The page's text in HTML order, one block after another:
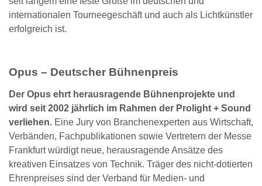
internationalen Tourneegeschäft und auch als Lichtkünstler
erfolgreich ist.
Opus – Deutscher Bühnenpreis
Der Opus ehrt herausragende Bühnenprojekte und
wird seit 2002 jährlich im Rahmen der Prolight + Sound
verliehen. Eine Jury von Branchenexperten aus Wirtschaft,
Verbänden, Fachpublikationen sowie Vertretern der Messe
Frankfurt würdigt neue, herausragende Ansätze des
kreativen Einsatzes von Technik. Träger des nicht-dotierten
Ehrenpreises sind der Verband für Medien- und